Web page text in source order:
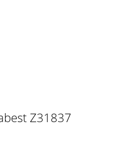
Z31837